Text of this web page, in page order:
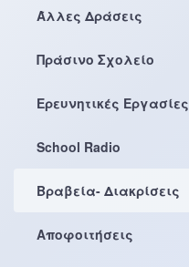
Άλλες Δράσεις
Πράσινο Σχολείο
Ερευνητικές Εργασίες
School Radio
Βραβεία- Διακρίσεις
Αποφοιτήσεις